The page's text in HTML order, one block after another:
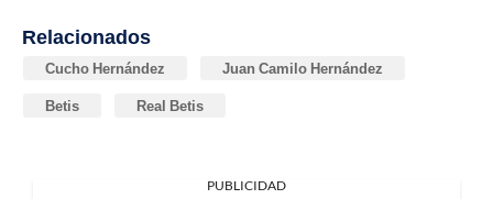
Relacionados
Cucho Hernández Juan Camilo Hernández
Betis Real Betis
PUBLICIDAD